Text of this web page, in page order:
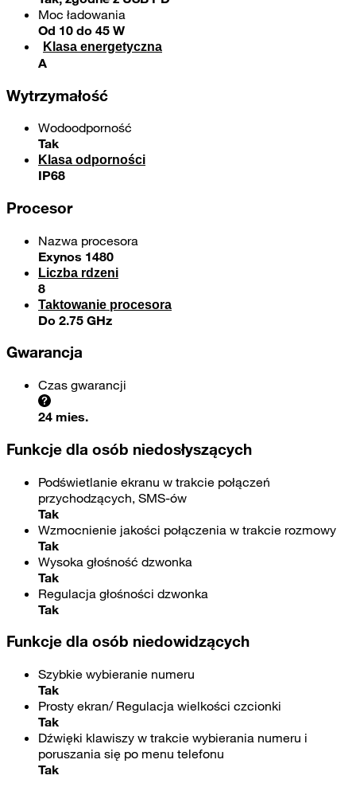
Moc ładowania
Od 10 do 45 W
Klasa energetyczna
A
Wytrzymałość
Wodoodporność
Tak
Klasa odporności
IP68
Procesor
Nazwa procesora
Exynos 1480
Liczba rdzeni
8
Taktowanie procesora
Do 2.75 GHz
Gwarancja
Czas gwarancji
24 mies.
Funkcje dla osób niedosłyszących
Podświetlanie ekranu w trakcie połączeń
przychodzących, SMS-ów
Tak
Wzmocnienie jakości połączenia w trakcie rozmowy
Tak
Wysoka głośność dzwonka
Tak
Regulacja głośności dzwonka
Tak
Funkcje dla osób niedowidzących
Szybkie wybieranie numeru
Tak
Prosty ekran/ Regulacja wielkości czcionki
Tak
Dźwięki klawiszy w trakcie wybierania numeru i
poruszania się po menu telefonu
Tak